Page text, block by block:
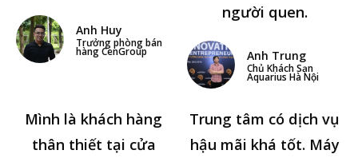
Anh Huy
Trưởng phòng bán
hàng CenGroup
người quen.
Anh Trung
Chủ Khách Sạn
Aquarius Hà Nội
Mình là khách hàng
thân thiết tại cửa
Trung tâm có dịch vụ
hậu mãi khá tốt. Máy